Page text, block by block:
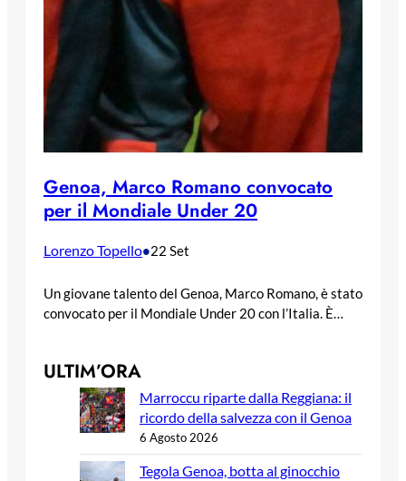
Genoa, Marco Romano convocato
per il Mondiale Under 20
Lorenzo Topello•22 Set
Un giovane talento del Genoa, Marco Romano, è stato
convocato per il Mondiale Under 20 con l’Italia. È…
ULTIM’ORA
Marroccu riparte dalla Reggiana: il
ricordo della salvezza con il Genoa
6 Agosto 2026
Tegola Genoa, botta al ginocchio